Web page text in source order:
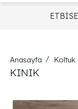
Anasayfa Koltuk
KINIK